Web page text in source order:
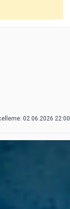
02.06.2026 22:00